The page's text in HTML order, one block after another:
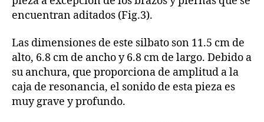
encuentran aditados (Fig.3).
Las dimensiones de este silbato son 11.5 cm de
alto, 6.8 cm de ancho y 6.8 cm de largo. Debido a
su anchura, que proporciona de amplitud a la
caja de resonancia, el sonido de esta pieza es
muy grave y profundo.